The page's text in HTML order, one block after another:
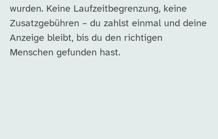
wurden. Keine Laufzeitbegrenzung, keine
Zusatzgebühren – du zahlst einmal und deine
Anzeige bleibt, bis du den richtigen
Menschen gefunden hast.